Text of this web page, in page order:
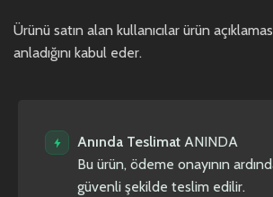
Ürünü satın alan kullanıcılar ürün
anladığını kabul eder.
Anında Teslimat ANINDA
Bu ürün, ödeme onayının
güvenli şekilde teslim edilir.